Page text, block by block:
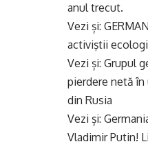
anul trecut.
Vezi și:
activiştii
Vezi și: Grupul
pierdere netă în
din Rusia
Vezi și:
Vladimir Putin!